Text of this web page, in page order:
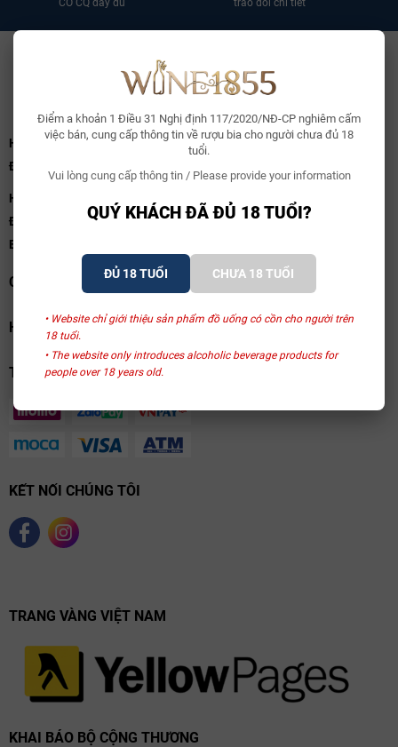
Điểm a khoản 1 Điều 31 Nghị định 117/2020/NĐ-CP nghiêm cấm
việc bán, cung cấp thông tin về rượu bia cho người chưa đủ 18
tuổi.
Vui lòng cung cấp thông tin / Please provide your information
QUÝ KHÁCH ĐÃ ĐỦ 18 TUỔI?
ĐỦ 18 TUỔI CHƯA 18 TUỔI
• Website chỉ giới thiệu sản phẩm đồ uống có cồn cho người trên
18 tuổi.
• The website only introduces alcoholic beverage products for
people over 18 years old.
CO CQ đầy đủ trao đổi chi tiết
Hà Nội:Số 113B/25 Phố Vũ Ngọc Phan, Phường Láng, TP.Hà Nội
Điện thoại:
HCM:
Điện thoại:
0969111855
Email:
CHÍNH SÁCH
HỖ TRỢ
THANH TOÁN
KẾT NỐI CHÚNG TÔI
TRANG VÀNG VIỆT NAM
KHAI BÁO BỘ CỘNG THƯƠNG